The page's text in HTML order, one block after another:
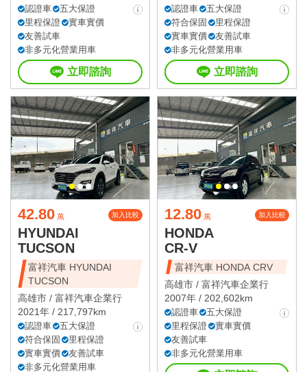
認證車
五大保證
里程保證
實車實價
友善試車
非多元化營業用車
立即諮詢
認證車
五大保證
符合保固
里程保證
實車實價
友善試車
非多元化營業用車
立即諮詢
42.80 萬 加入比較
HYUNDAI
TUCSON
富祥汽車 HYUNDAI
TUCSON
高雄市 / 富祥汽車企業行
2021年 / 217,797km
認證車
五大保證
符合保固
里程保證
實車實價
友善試車
非多元化營業用車
12.80 萬 加入比較
HONDA
CR-V
富祥汽車 HONDA CRV
高雄市 / 富祥汽車企業行
2007年 / 202,602km
認證車
五大保證
里程保證
實車實價
友善試車
非多元化營業用車